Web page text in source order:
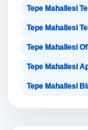
Tepe Mahallesi
Tepe Mahallesi
Tepe Mahallesi
Tepe Mahallesi
Tepe Mahallesi